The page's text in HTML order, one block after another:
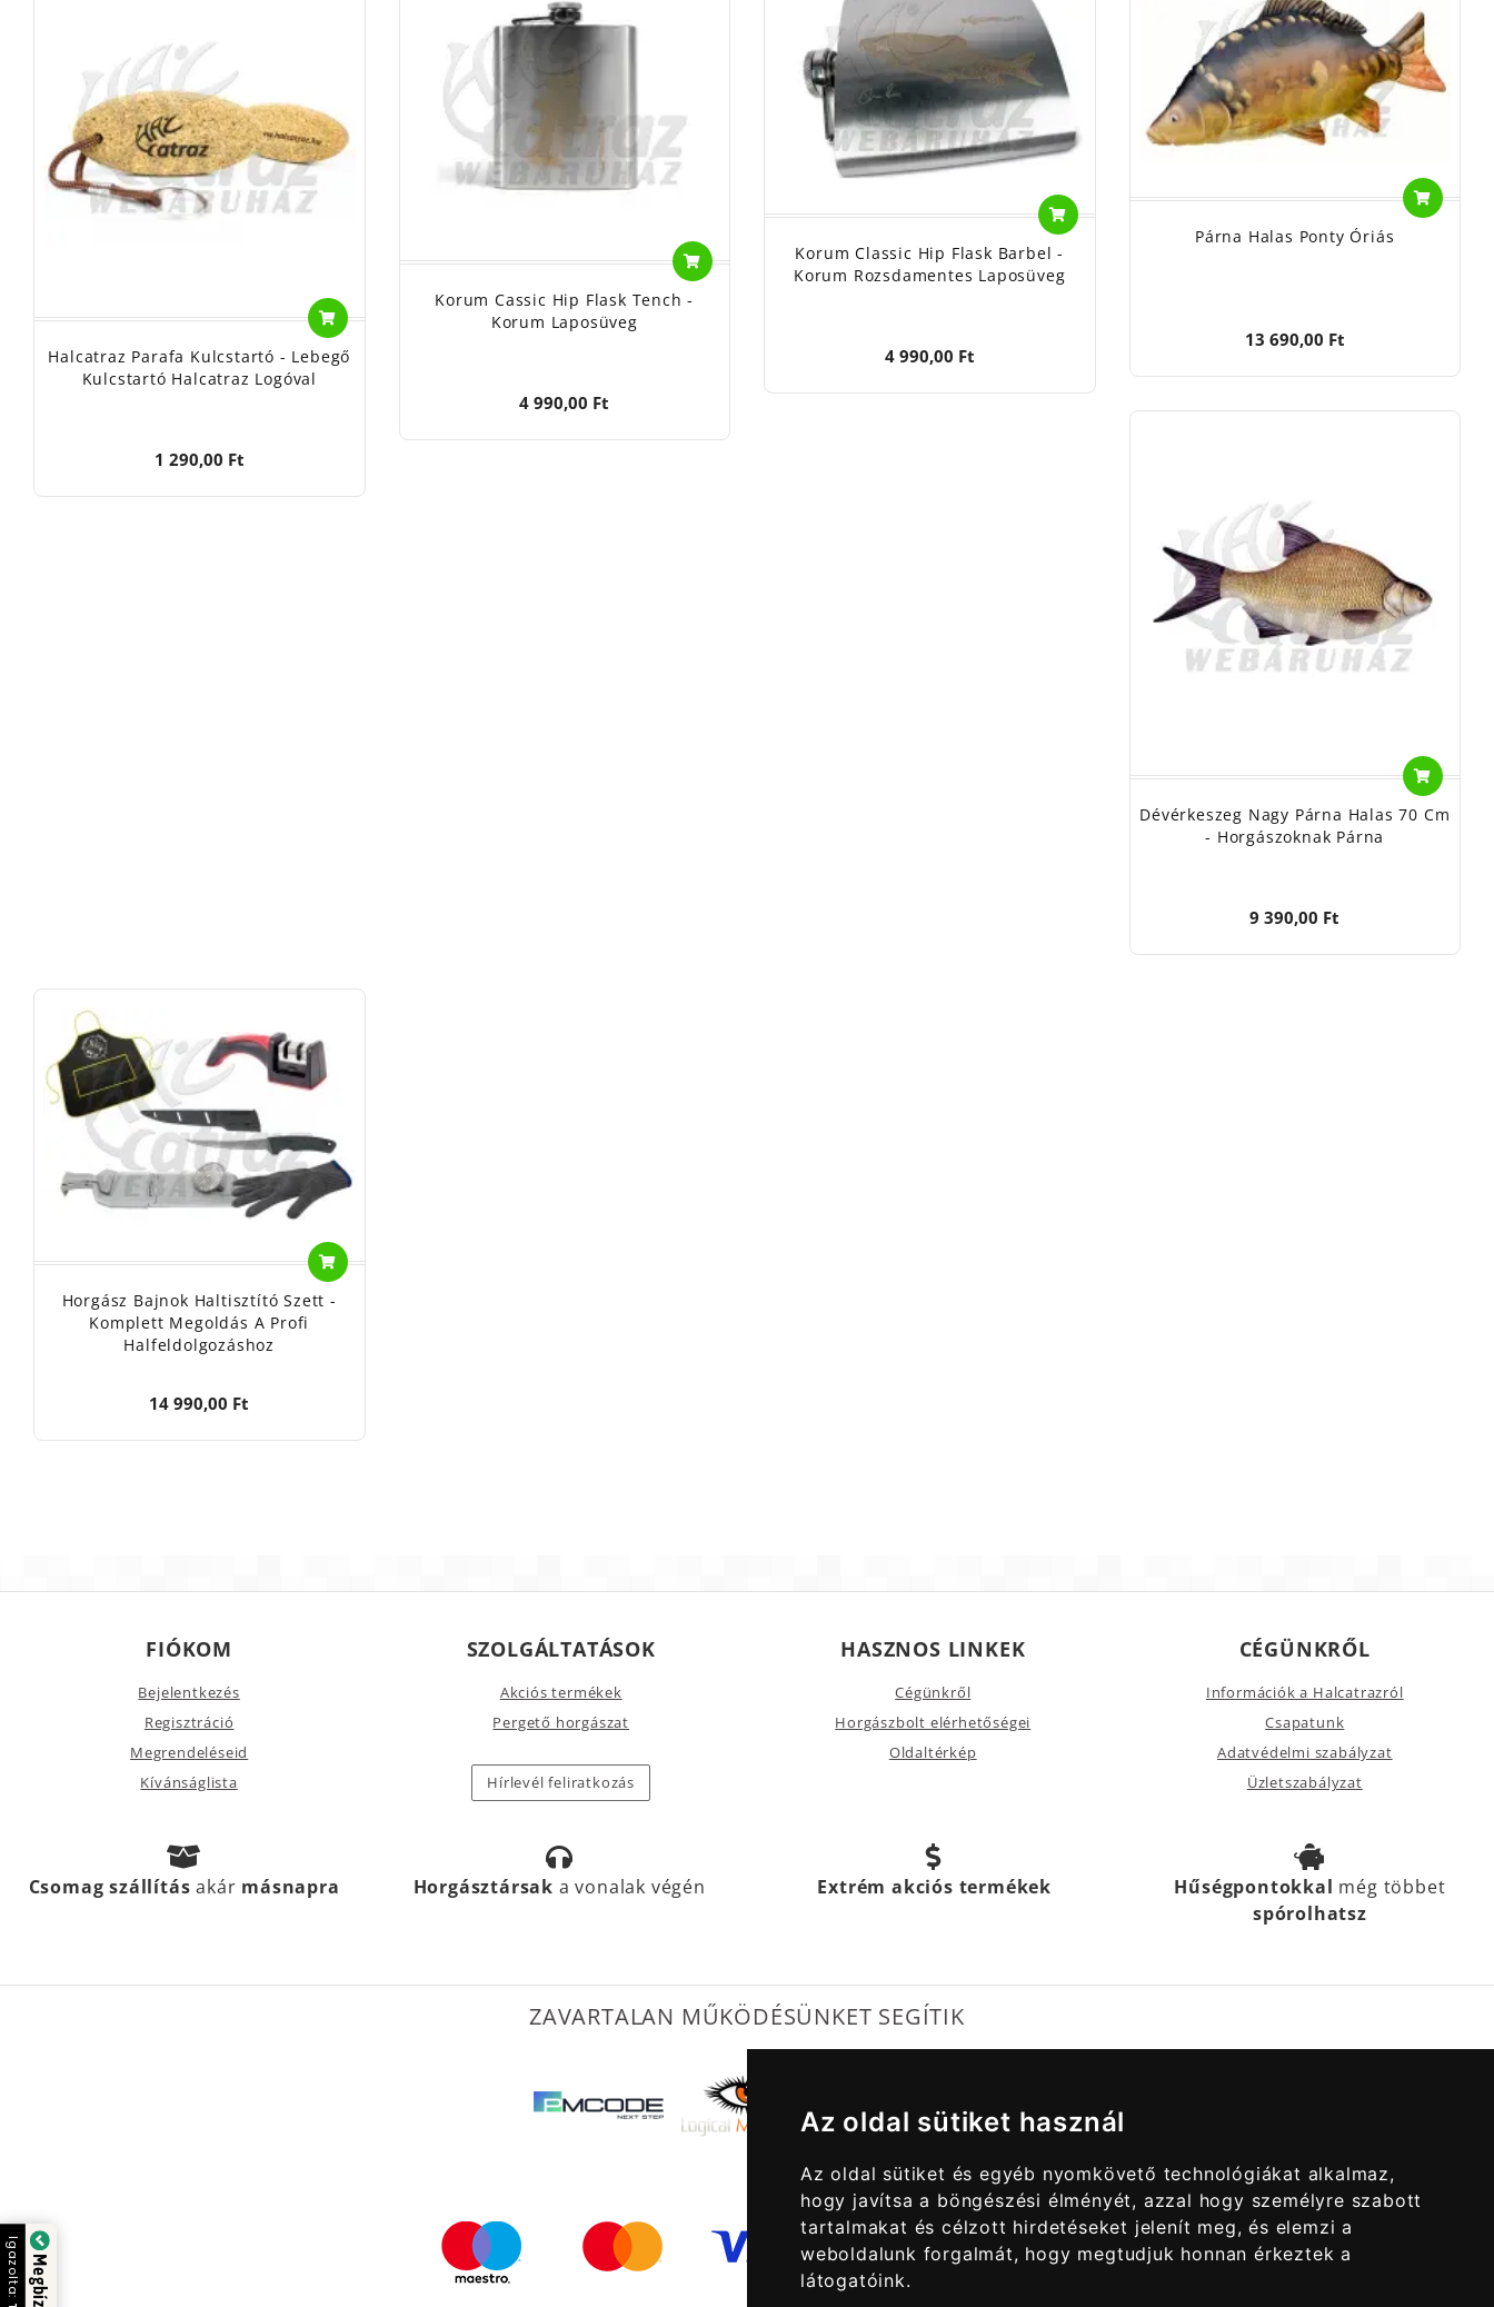
Az oldal sütiket használ
Az oldal sütiket és egyéb nyomkövető technológiákat alkalmaz,
hogy javítsa a böngészési élményét, azzal hogy személyre szabott
tartalmakat és célzott hirdetéseket jelenít meg, és elemzi a
weboldalunk forgalmát, hogy megtudjuk honnan érkeztek a
látogatóink.
Halcatraz Parafa Kulcstartó - Lebegő
Kulcstartó Halcatraz Logóval
1 290,00 Ft
Korum Cassic Hip Flask Tench -
Korum Laposüveg
4 990,00 Ft
Korum Classic Hip Flask Barbel -
Korum Rozsdamentes Laposüveg
4 990,00 Ft
Párna Halas Ponty Óriás
13 690,00 Ft
Dévérkeszeg Nagy Párna Halas 70 Cm
- Horgászoknak Párna
9 390,00 Ft
Horgász Bajnok Haltisztító Szett -
Komplett Megoldás A Profi
Halfeldolgozáshoz
14 990,00 Ft
FIÓKOM
Bejelentkezés
Regisztráció
Megrendeléseid
Kívánságlista
SZOLGÁLTATÁSOK
Akciós termékek
Pergető horgászat
Hírlevél feliratkozás
HASZNOS LINKEK
Cégünkről
Horgászbolt elérhetőségei
Oldaltérkép
CÉGÜNKRŐL
Információk a Halcatrazról
Csapatunk
Adatvédelmi szabályzat
Üzletszabályzat
Csomag szállításakár másnapra Horgásztársak a vonalak végén Extrém akciós termékek Hűségpontokkal még többet
spórolhatsz
ZAVARTALAN MŰKÖDÉSÜNKET SEGÍTIK
Igazolta: